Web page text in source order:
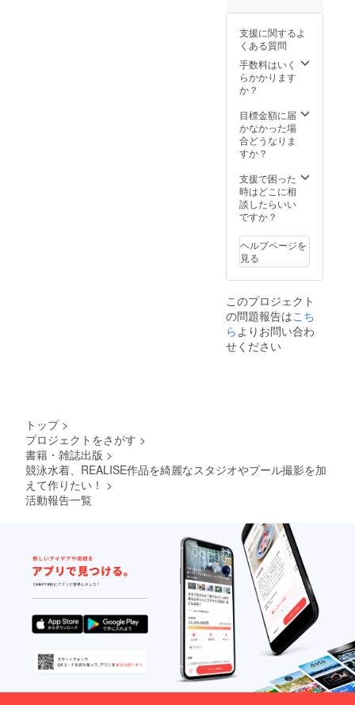
(120分)
→写
真集参
加のモ
デルさ
んとの
す →
時間内
であれ
でも構
いませ
ん →
事前に
管理さ
せて頂
けるの
であれ
援者様
のコレ
クショ
ンの競
カップ
たイラ
ストの
シャツ
＋マグ
カップ
でも可
能です
・撮影
で使用
したサ
イン入
り小道
具プレ
ゼント
決めさ
せて頂
きます)
※撮影で
実際使
用した
トでデ
ジタル
写真集
ば幸い
です
メッ
です
→当
日、ご
本人様
が直接
セージ
録画さ
れても
ＯＫで
影に使
用した
水着、
当方が
クして
いる水
着使い
放題の
(120分)
→写
真集参
加のモ
デルさ
でも構
いませ
管理さ
せて頂
けるの
であれ
ば、支
援者様
のコレ
クショ
ンの競
泳水着
も可で
(撮影モ
んから
のサン
クス
メッ
セージ
本編に
収録し
きれな
かった
＋ボー
ナス衣
装写真
ROM
オフ
ショッ
ト動画
ROM ・
さんか
らのお
礼の
メッ
セージ
メッ
セージ
本人様
が直接
メッ
セージ
録画さ
れても
ＯＫで
す ・撮
影に使
用した
水着、
当方が
ストッ
クして
支援に関するよ
くある質問
手数料はいく
らかかります
か？
目標金額に届
かなかった場
合どうなりま
すか？
支援で困った
時はどこに相
談したらいい
ですか？
ヘルプページを
見る
このプロジェクト
の問題報告はこち
らよりお問い合わ
せください
トップ >
プロジェクトをさがす >
書籍・雑誌出版 >
競泳水着、REALISE作品を綺麗なスタジオやプール撮影を加
えて作りたい！ >
活動報告一覧